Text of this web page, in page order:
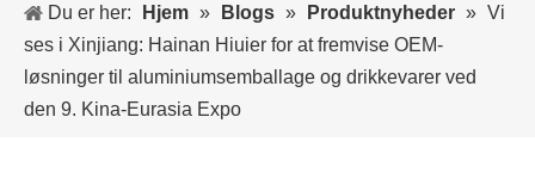
Du er her: Hjem » Blogs » Produktnyheder » Vi
ses i Xinjiang: Hainan Hiuier for at fremvise OEM-
løsninger til aluminiumsemballage og drikkevarer ved
den 9. Kina-Eurasia Expo